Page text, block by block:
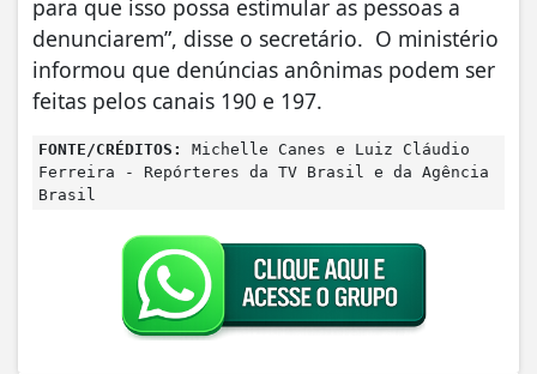
para que isso possa estimular as pessoas a
denunciarem”, disse o secretário. O ministério
informou que denúncias anônimas podem ser
feitas pelos canais 190 e 197.
FONTE/CRÉDITOS:
Michelle Canes e Luiz Cláudio
Ferreira - Repórteres da TV Brasil e da Agência
Brasil